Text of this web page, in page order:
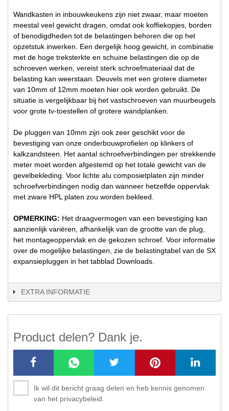
Wandkasten in inbouwkeukens zijn niet zwaar, maar moeten
meestal veel gewicht dragen, omdat ook koffiekopjes, borden
of benodigdheden tot de belastingen behoren die op het
opzetstuk inwerken. Een dergelijk hoog gewicht, in combinatie
met de hoge treksterkte en schuine belastingen die op de
schroeven werken, vereist sterk schroefmateriaal dat de
belasting kan weerstaan. Deuvels met een grotere diameter
van 10mm of 12mm moeten hier ook worden gebruikt. De
situatie is vergelijkbaar bij het vastschroeven van muurbeugels
voor grote tv-toestellen of grotere wandplanken.
De pluggen van 10mm zijn ook zeer geschikt voor de
bevestiging van onze onderbouwprofielen op klinkers of
kalkzandsteen. Het aantal schroefverbindingen per strekkende
meter moet worden afgestemd op het totale gewicht van de
gevelbekleding. Voor lichte alu composietplaten zijn minder
schroefverbindingen nodig dan wanneer hetzelfde oppervlak
met zware HPL platen zou worden bekleed.
OPMERKING: Het draagvermogen van een bevestiging kan
aanzienlijk variëren, afhankelijk van de grootte van de plug,
het montageoppervlak en de gekozen schroef. Voor informatie
over de mogelijke belastingen, zie de belastingtabel van de SX
expansiepluggen in het tabblad Downloads.
EXTRA INFORMATIE
Product delen? Dank je.
Ik wil dit bericht graag delen en heb kennis genomen
van het privacybeleid.